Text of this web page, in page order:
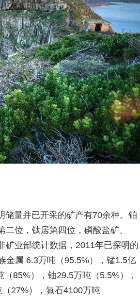
储量并已开采的矿产有70余种。铂
位，钛居第四位，磷酸盐矿、
矿业部统计数据，2011年已探明的
金属 6.3万吨（95.5%），锰1.5亿
85%），铀29.5万吨（5.5%），
27%），氟石4100万吨